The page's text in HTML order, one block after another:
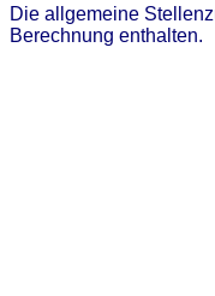
Die allgemeine
Berechnung enthalten.